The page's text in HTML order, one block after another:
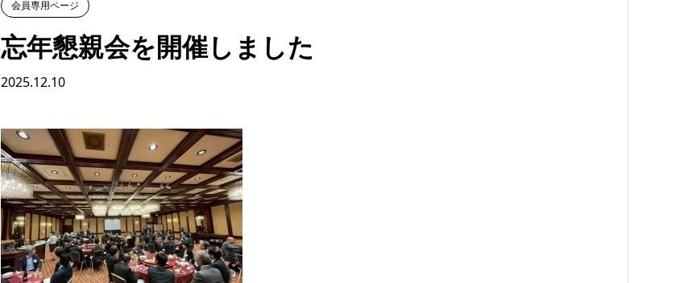
会員専用ページ
忘年懇親会を開催しました
2025.12.10